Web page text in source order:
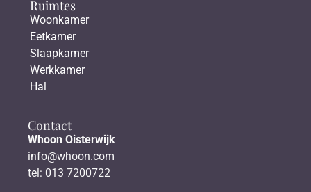
Ruimtes
Woonkamer
Eetkamer
Slaapkamer
Werkkamer
Hal
Contact
Whoon Oisterwijk
info@whoon.com
tel: 013 7200722